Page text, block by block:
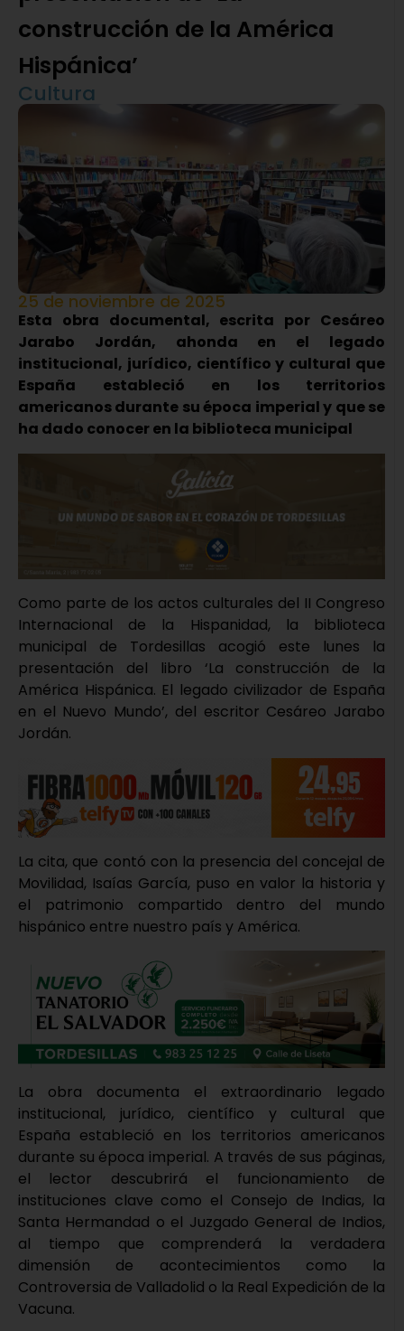
construcción de la América
Hispánica’
Cultura
25 de noviembre de 2025
Esta obra documental, escrita por Cesáreo
Jarabo Jordán, ahonda en el legado
institucional, jurídico, científico y cultural que
España estableció en los territorios
americanos durante su época imperial y que se
ha dado conocer en la biblioteca municipal
Como parte de los actos culturales del II Congreso
Internacional de la Hispanidad, la biblioteca
municipal de Tordesillas acogió este lunes la
presentación del libro ‘La construcción de la
América Hispánica. El legado civilizador de España
en el Nuevo Mundo’, del escritor Cesáreo Jarabo
Jordán.
La cita, que contó con la presencia del concejal de
Movilidad, Isaías García, puso en valor la historia y
el patrimonio compartido dentro del mundo
hispánico entre nuestro país y América.
La obra documenta el extraordinario legado
institucional, jurídico, científico y cultural que
España estableció en los territorios americanos
durante su época imperial. A través de sus páginas,
el lector descubrirá el funcionamiento de
instituciones clave como el Consejo de Indias, la
Santa Hermandad o el Juzgado General de Indios,
al tiempo que comprenderá la verdadera
dimensión de acontecimientos como la
Controversia de Valladolid o la Real Expedición de la
Vacuna.